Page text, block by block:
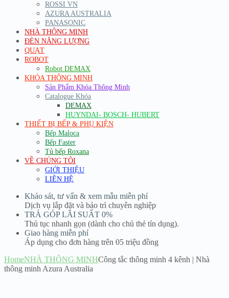
ROSSI VN
AZURA AUSTRALIA
PANASONIC
NHÀ THÔNG MINH
ĐÈN NĂNG LƯỢNG
QUẠT
ROBOT
Robot DEMAX
KHÓA THÔNG MINH
Sản Phẩm Khóa Thông Minh
Catalogue Khóa
DEMAX
HUYNDAI- BOSCH- HUBERT
THIẾT BỊ BẾP & PHỤ KIỆN
Bếp Maloca
Bếp Faster
Tủ bếp Roxana
VỀ CHÚNG TÔI
GIỚI THIỆU
LIÊN HỆ
Khảo sát, tư vấn & xem mẫu miễn phí
Dịch vụ lắp đặt và bảo trì chuyên nghiệp
TRẢ GÓP LÃI SUẤT 0%
Thủ tục nhanh gọn (dành cho chủ thẻ tín dụng).
Giao hàng miễn phí
Áp dụng cho đơn hàng trên 05 triệu đồng
HomeNHÀ THÔNG MINHCông tắc thông minh 4 kênh | Nhà
thông minh Azura Australia